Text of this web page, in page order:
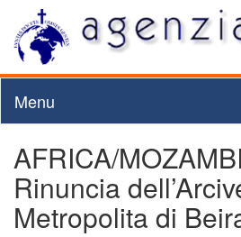
Menu
AFRICA/
Rinuncia
Metropolita di